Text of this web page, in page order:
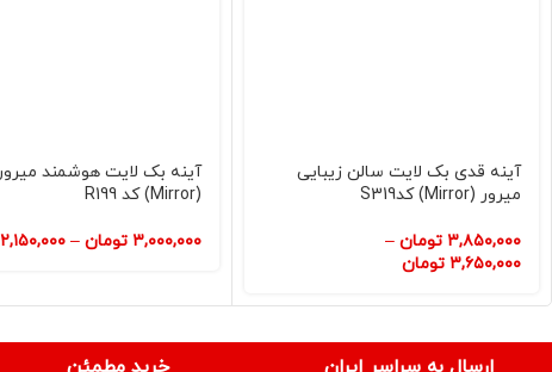
آینه قدی بک لایت سالن زیبایی
میرور (Mirror) کدS319
۳,۸۵۰,۰۰۰ تومان –
۳,۶۵۰,۰۰۰ تومان
آینه بک لایت هوشمند میرور
(Mirror) کد R199
۳,۰۰۰,۰۰۰ تومان – ۲,۱۵۰,۰۰۰